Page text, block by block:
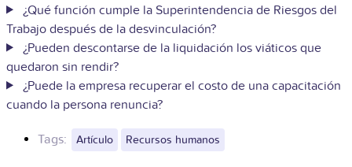
¿Qué función cumple la Superintendencia de Riesgos del
Trabajo después de la desvinculación?
¿Pueden descontarse de la liquidación los viáticos que
quedaron sin rendir?
¿Puede la empresa recuperar el costo de una capacitación
cuando la persona renuncia?
Tags: Artículo Recursos humanos